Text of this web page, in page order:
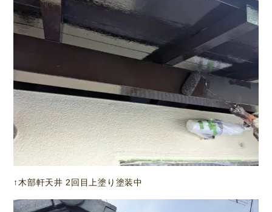
↑木部軒天井 2回目上塗り塗装中